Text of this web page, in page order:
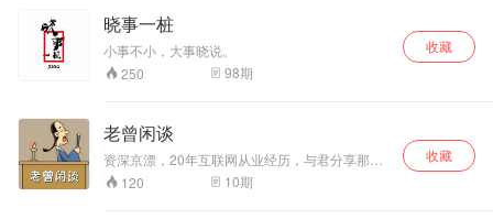
是小胖侃大山，每天早上七点，与你分享一些，
晓事一桩
小事不小，大事晓说。
250
98期
收藏
老曾闲谈
资深京漂，20年互联网从业经历，与君分享那些
有趣的事儿。
120 10期
收藏